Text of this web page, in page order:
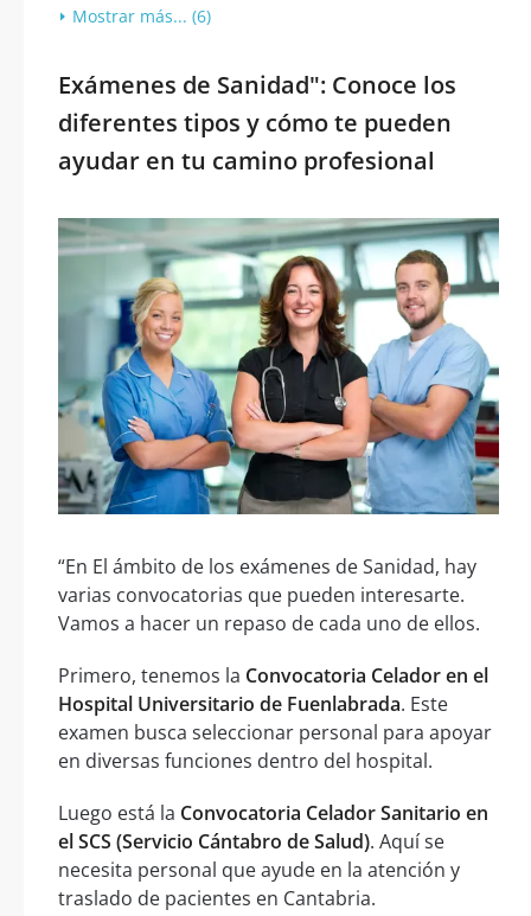
Mostrar más... (6)
Exámenes de Sanidad": Conoce los
diferentes tipos y cómo te pueden
ayudar en tu camino profesional
“En El ámbito de los exámenes de Sanidad, hay
varias convocatorias que pueden interesarte.
Vamos a hacer un repaso de cada uno de ellos.
Primero, tenemos la Convocatoria Celador en el
Hospital Universitario de Fuenlabrada. Este
examen busca seleccionar personal para apoyar
en diversas funciones dentro del hospital.
Luego está la Convocatoria Celador Sanitario en
el SCS (Servicio Cántabro de Salud). Aquí se
necesita personal que ayude en la atención y
traslado de pacientes en Cantabria.